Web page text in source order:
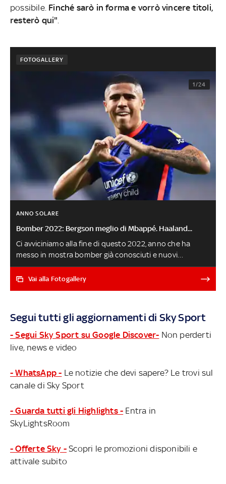
possibile. Finché sarò in forma e vorrò vincere titoli,
resterò qui"
FOTOGALLERY
1/24
ANNO SOLARE
Bomber 2022: Bergson meglio di Mbappé. Haaland...
Ci avviciniamo alla fine di questo 2022, anno che ha
messo in mostra bomber già conosciuti e nuovi
cannonieri tra tutti i campionati del mondo (fino alla
terza serie). Chi è stato il più prolifico di tutti? Ecco la
Vai alla Fotogallery
Segui tutti gli aggiornamenti di Sky Sport
- Segui Sky Sport su Google Discover- Non perderti
live, news e video
- WhatsApp - Le notizie che devi sapere? Le trovi sul
canale di Sky Sport
- Guarda tutti gli Highlights - Entra in
SkyLightsRoom
- Offerte Sky - Scopri le promozioni disponibili e
attivale subito